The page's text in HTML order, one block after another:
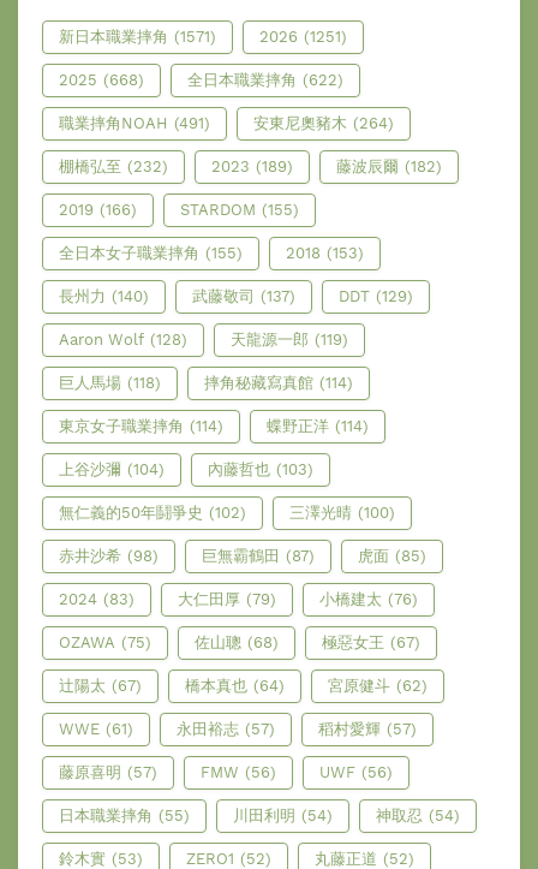
新日本職業摔角 (1571) 2026 (1251)
2025 (668) 全日本職業摔角 (622)
職業摔角NOAH (491) 安東尼奧豬木 (264)
棚橋弘至 (232) 2023 (189) 藤波辰爾 (182)
2019 (166) STARDOM (155)
全日本女子職業摔角 (155) 2018 (153)
長州力 (140) 武藤敬司 (137) DDT (129)
Aaron Wolf (128) 天龍源一郎 (119)
巨人馬場 (118) 摔角秘藏寫真館 (114)
東京女子職業摔角 (114) 蝶野正洋 (114)
上谷沙彌 (104) 內藤哲也 (103)
無仁義的50年鬪爭史 (102) 三澤光晴 (100)
赤井沙希 (98) 巨無霸鶴田 (87) 虎面 (85)
2024 (83) 大仁田厚 (79) 小橋建太 (76)
OZAWA (75) 佐山聰 (68) 極惡女王 (67)
辻陽太 (67) 橋本真也 (64) 宮原健斗 (62)
WWE (61) 永田裕志 (57) 稻村愛輝 (57)
藤原喜明 (57) FMW (56) UWF (56)
日本職業摔角 (55) 川田利明 (54) 神取忍 (54)
鈴木實 (53) ZERO1 (52) 丸藤正道 (52)